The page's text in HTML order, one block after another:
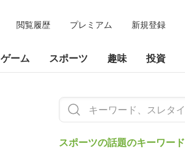
閲覧履歴 プレミアム 新規登録
ゲーム スポーツ 趣味 投資
スポーツの話題のキーワード